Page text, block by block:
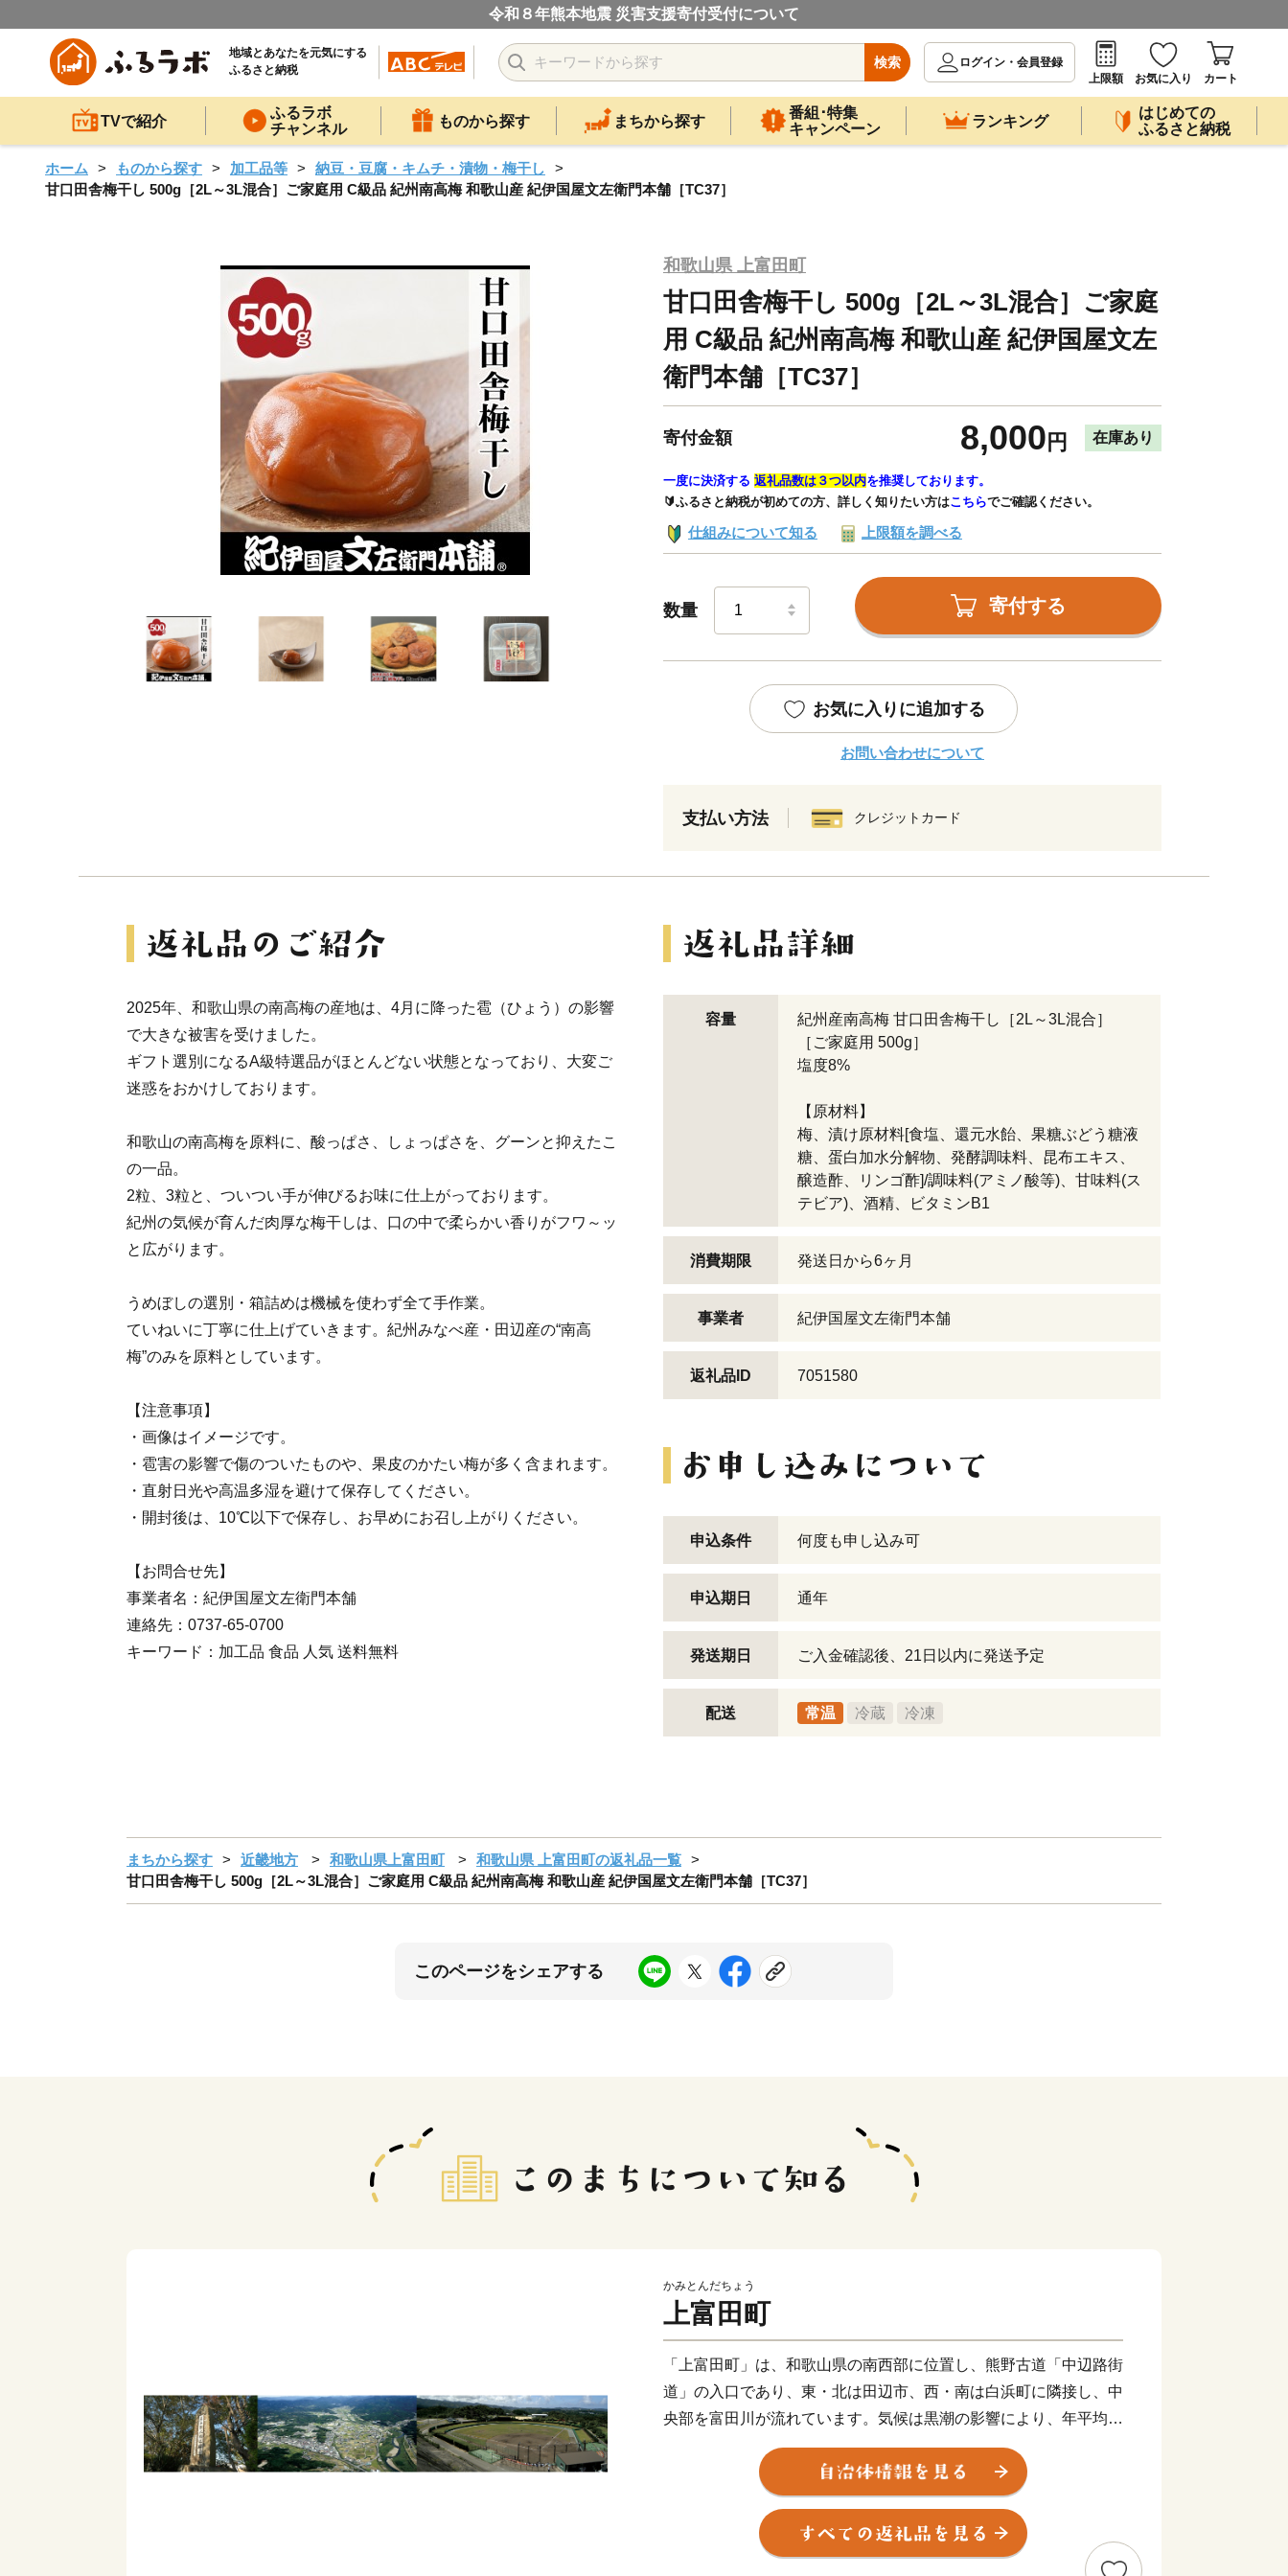
令和８年熊本地震 災害支援寄付受付について
地域とあなたを元気にする
ふるさと納税
検索
ログイン・会員登録
上限額
お気に入り カート
TVで紹介
ふるラボ
チャンネル
ものから探す まちから探す
番組･特集
キャンペーン
ランキング
はじめての
ふるさと納税
ホーム ものから探す 加工品等
納豆・豆腐・キムチ・漬物・梅干し
甘口田舎梅干し 500g［2L～3L混合］ご家庭用 C級品 紀州南高梅 和歌山産 紀伊国屋文左衛門本舗［TC37］
和歌山県 上富田町
甘口田舎梅干し 500g［2L～3L混合］ご家庭
用 C級品 紀州南高梅 和歌山産 紀伊国屋文左
衛門本舗［TC37］
寄付金額 8,000 円 在庫あり
一度に決済する 返礼品数は３つ以内を推奨しております。
🔰ふるさと納税が初めての方、詳しく知りたい方はこちらでご確認ください。
仕組みについて知る 上限額を調べる
数量 寄付する
お気に入りに追加する
お問い合わせについて
支払い方法 クレジットカード
2025年、和歌山県の南高梅の産地は、4月に降った雹（ひょう）の影響
で大きな被害を受けました。
ギフト選別になるA級特選品がほとんどない状態となっており、大変ご
迷惑をおかけしております。
和歌山の南高梅を原料に、酸っぱさ、しょっぱさを、グーンと抑えたこ
の一品。
2粒、3粒と、ついつい手が伸びるお味に仕上がっております。
紀州の気候が育んだ肉厚な梅干しは、口の中で柔らかい香りがフワ～ッ
と広がります。
うめぼしの選別・箱詰めは機械を使わず全て手作業。
ていねいに丁寧に仕上げていきます。紀州みなべ産・田辺産の“南高
梅”のみを原料としています。
【注意事項】
・画像はイメージです。
・雹害の影響で傷のついたものや、果皮のかたい梅が多く含まれます。
・直射日光や高温多湿を避けて保存してください。
・開封後は、10℃以下で保存し、お早めにお召し上がりください。
【お問合せ先】
事業者名：紀伊国屋文左衛門本舗
連絡先：0737-65-0700
キーワード：加工品 食品 人気 送料無料
容量
紀州産南高梅 甘口田舎梅干し［2L～3L混合］
［ご家庭用 500g］
塩度8%
【原材料】
梅、漬け原材料[食塩、還元水飴、果糖ぶどう糖液
糖、蛋白加水分解物、発酵調味料、昆布エキス、
醸造酢、リンゴ酢]/調味料(アミノ酸等)、甘味料(ス
テビア)、酒精、ビタミンB1
消費期限 発送日から6ヶ月
事業者 紀伊国屋文左衛門本舗
返礼品ID 7051580
申込条件 何度も申し込み可
申込期日 通年
発送期日 ご入金確認後、21日以内に発送予定
配送 常温 冷蔵 冷凍
まちから探す 近畿地方 和歌山県上富田町
和歌山県 上富田町の返礼品一覧
甘口田舎梅干し 500g［2L～3L混合］ご家庭用 C級品 紀州南高梅 和歌山産 紀伊国屋文左衛門本舗［TC37］
このページをシェアする
かみとんだちょう
上富田町
「上富田町」は、和歌山県の南西部に位置し、熊野古道「中辺路街
道」の入口であり、東・北は田辺市、西・南は白浜町に隣接し、中
央部を富田川が流れています。気候は黒潮の影響により、年平均気
温18度と温暖であります。